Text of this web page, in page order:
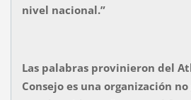
nivel nacional.”
Las palabras provinieron del
Consejo es una organización